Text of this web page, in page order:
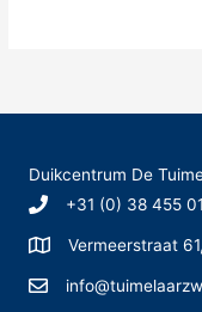
Duikcentrum De
+31 (0) 38 455
Vermeerstraat